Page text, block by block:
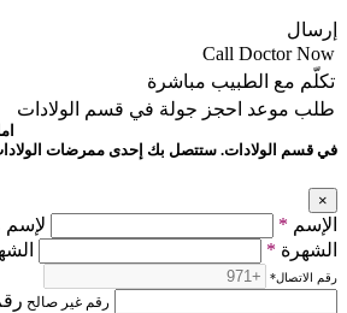
إرسال
Call Doctor Now
تكلّم مع الطبيب مباشرة
طلب موعد احجز جولة في قسم الولادات
في قسم الولادات. ستتصل بك إحدى ممرضات الولادات
×
الإسم *
لإسم
الشهرة *
رقم الاتصال*
رقم غير صالح